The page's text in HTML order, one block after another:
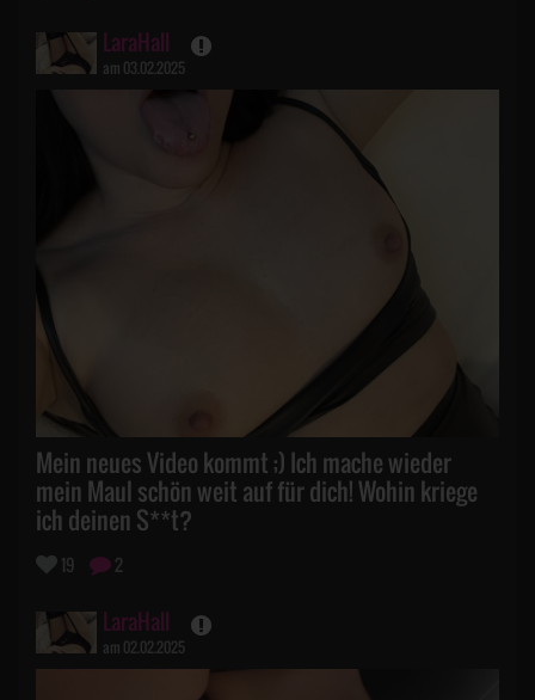
LaraHall
am 03.02.2025
Mein neues Video kommt ;) Ich mache wieder
mein Maul schön weit auf für dich! Wohin kriege
ich deinen S**t?
19 2
LaraHall
am 02.02.2025